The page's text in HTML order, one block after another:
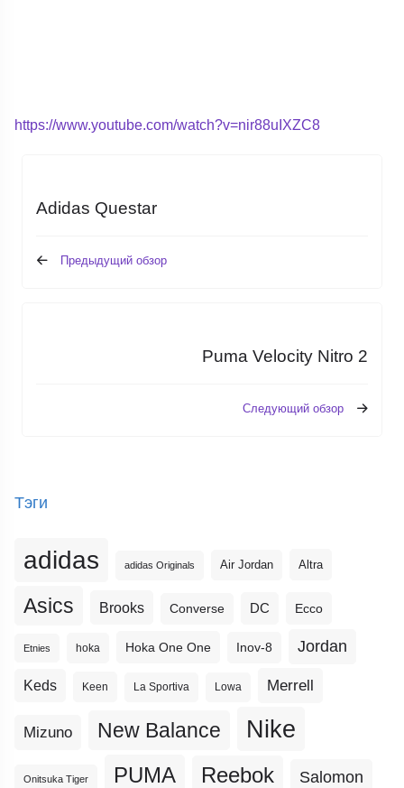
https://www.youtube.com/watch?v=nir88uIXZC8
Adidas Questar
Предыдущий обзор
Puma Velocity Nitro 2
Следующий обзор
Тэги
adidas adidas Originals Air Jordan Altra
Asics Brooks Converse DC Ecco
Etnies hoka Hoka One One Inov-8 Jordan
Keds Keen La Sportiva Lowa Merrell
Mizuno New Balance Nike
Onitsuka Tiger PUMA Reebok Salomon